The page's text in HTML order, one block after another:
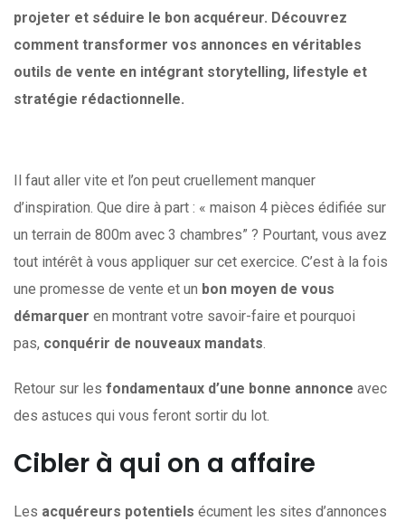
projeter et séduire le bon acquéreur. Découvrez
comment transformer vos annonces en véritables
outils de vente en intégrant storytelling, lifestyle et
stratégie rédactionnelle.
Il faut aller vite et l’on peut cruellement manquer
d’inspiration. Que dire à part : « maison 4 pièces édifiée sur
un terrain de 800m avec 3 chambres” ? Pourtant, vous avez
tout intérêt à vous appliquer sur cet exercice. C’est à la fois
une promesse de vente et un bon moyen de vous
démarquer en montrant votre savoir-faire et pourquoi
pas, conquérir de nouveaux mandats.
Retour sur les fondamentaux d’une bonne annonce avec
des astuces qui vous feront sortir du lot.
Cibler à qui on a affaire
Les acquéreurs potentiels écument les sites d’annonces